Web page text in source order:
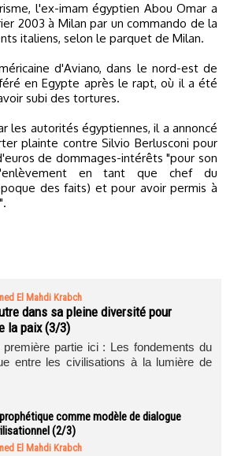
l'ex-imam égyptien Abou Omar a
2003 à Milan par un commando de la
italiens, selon le parquet de Milan.
d'Aviano, dans le nord-est de
en Egypte après le rapt, où il a été
subi des tortures.
les autorités égyptiennes, il a annoncé
plainte contre Silvio Berlusconi pour
de dommages-intérêts "pour son
en tant que chef du
des faits) et pour avoir permis à
El Mahdi Krabch
dans sa pleine diversité pour
la paix (3/3)
première partie ici : Les fondements du
entre les civilisations à la lumière de
comme modèle de dialogue
(2/3)
El Mahdi Krabch